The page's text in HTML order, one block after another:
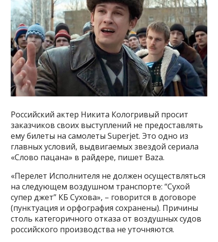
Российский актер Никита Кологривый просит
заказчиков своих выступлений не предоставлять
ему билеты на самолеты Superjet. Это одно из
главных условий, выдвигаемых звездой сериала
«Слово пацана» в райдере, пишет Baza.
«Перелет Исполнителя не должен осуществляться
на следующем воздушном транспорте: “Сухой
супер джет” КБ Сухова», – говорится в договоре
(пунктуация и орфография сохранены). Причины
столь категоричного отказа от воздушных судов
российского производства не уточняются.